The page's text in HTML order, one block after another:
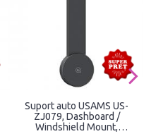
Suport auto USAMS US-
ZJ079, Dashboard /
Windshield Mount,